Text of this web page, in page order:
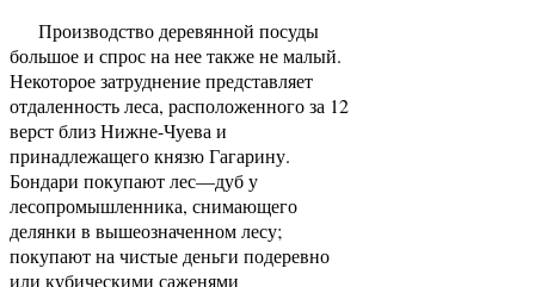
Производство деревянной посуды
большое и спрос на нее также не малый.
Некоторое затруднение представляет
отдаленность леса, расположенного за 12
верст близ Нижне-Чуева и
принадлежащего князю Гагарину.
Бондари покупают лес—дуб у
лесопромышленника, снимающего
делянки в вышеозначенном лесу;
покупают на чистые деньги подеревно
или кубическими саженями